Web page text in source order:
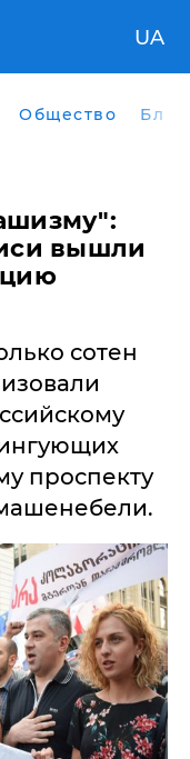
UA
Общество
вышли
сотен
проспекту